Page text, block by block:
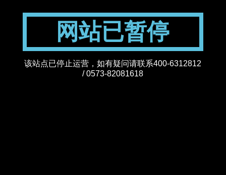
网站已暂停
该站点已停止运营，如有疑问请联系400-6312812
/ 0573-82081618